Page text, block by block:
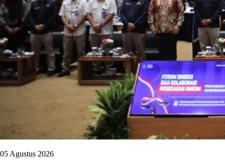
05 Agustus 2026